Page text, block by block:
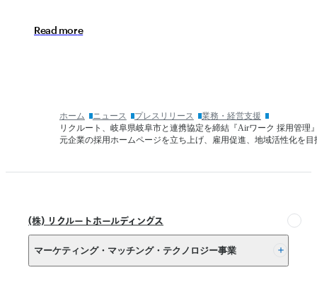
い
拠
ア
ッ
を
短
期
の
資
ン
ル
か
ん
Read more
ホーム ニュース プレスリリース
業務・経営支援
リクルート、岐阜県岐阜市と連携協定を締結『Airワーク 採用管理
元企業の採用ホームページを立ち上げ、雇用促進、地域活性化を目
(株) リクルートホールディングス
マーケティング・マッチング・テクノロジー事業